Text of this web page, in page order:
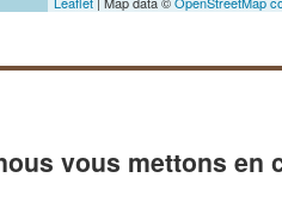
vous mettons en